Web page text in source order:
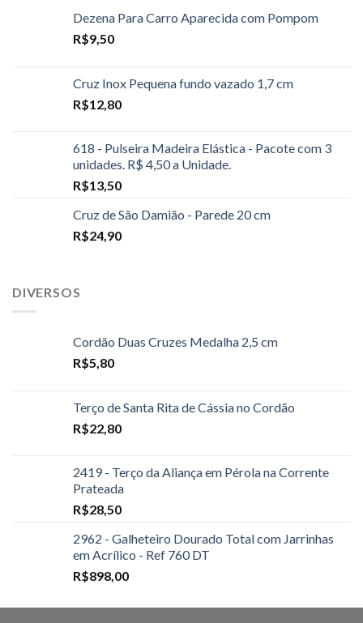
Dezena Para Carro Aparecida com Pompom
R$9,50
Cruz Inox Pequena fundo vazado 1,7 cm
R$12,80
618 - Pulseira Madeira Elástica - Pacote com 3
unidades. R$ 4,50 a Unidade.
R$13,50
Cruz de São Damião - Parede 20 cm
R$24,90
DIVERSOS
Cordão Duas Cruzes Medalha 2,5 cm
R$5,80
Terço de Santa Rita de Cássia no Cordão
R$22,80
2419 - Terço da Aliança em Pérola na Corrente
Prateada
R$28,50
2962 - Galheteiro Dourado Total com Jarrinhas
em Acrílico - Ref 760 DT
R$898,00